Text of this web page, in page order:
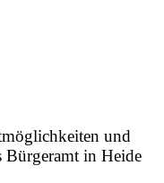
und
Bürgeramt in Heide